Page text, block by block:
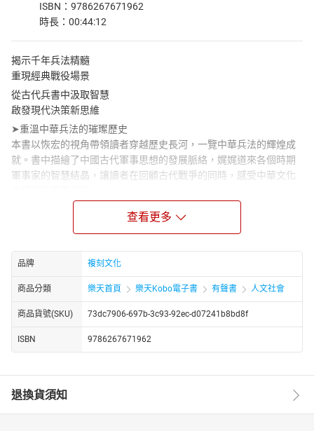
ISBN：9786267671962
時長：00:44:12
揭示千年兵法精髓
重現經典戰役場景
從古代兵書中汲取智慧
啟發現代決策新思維
➤重溫中華兵法的璀璨歷史
本書以恢宏的視角帶領讀者穿越歷史長河，一覽中華兵法的輝煌成
就。書中描繪了中國古代軍事思想的發展脈絡，娓娓道來各個時期
軍事家的智慧結晶，讓讀者在回顧古代戰爭的同時，感受中華文化
➤解讀經典兵法：智慧與策略的結晶
本書深入解析多部經典兵書，將古代軍事思想呈現在讀者面前。書
家洞察戰爭規律的能力，以制定高瞻遠矚的戰略。全書不僅僅停留
於理論層面，更藉由分析歷史背景與相關案例，揭示兵法理論在戰
爭中的實際價值。
➤經典謀略的運用
本書以經典戰役為依托，生動再現晉楚爭霸、城濮之戰等歷史場
景，展現出古代軍事家精心布局的非凡能力。書中詳述了戰役的經
過，更進一步剖析雙方軍隊在策略制定上的差異。透過這些案例，
➤跨越時空的現代啟示
書中除了揭示兵法的戰爭智慧，更探討了背後的哲學意涵，如「以
查看更多
品牌 複刻文化
商品分類 樂天首頁 樂天Kobo電子書 有聲書 人文社會
商品貨號(SKU) 73dc7906-697b-3c93-92ec-d07241b8bd8f
ISBN 9786267671962
退換貨須知